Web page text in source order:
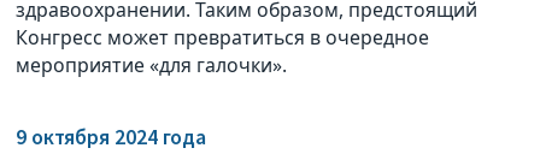
здравоохранении. Таким образом, предстоящий
Конгресс может превратиться в очередное
мероприятие «для галочки».
9 октября 2024 года